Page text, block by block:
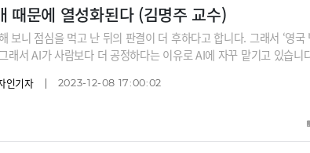
때문에 열성화된다 (김명주 교수)
보니 점심을 먹고 난 뒤의 판결이 더 후하다고 합니다. 그래서 ‘영국
래서 AI가 사람보다 더 공정하다는 이유로 AI에 자꾸 맡기고 있습니
하게 되면 어떤 일이 벌어질지, 돌이킬 수 없는 사태를 막기 위해 어
인기자 2023-12-08 17:00:02